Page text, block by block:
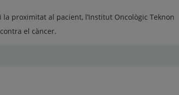
proximitat al pacient, l’Institut Oncològic Teknon
el càncer.